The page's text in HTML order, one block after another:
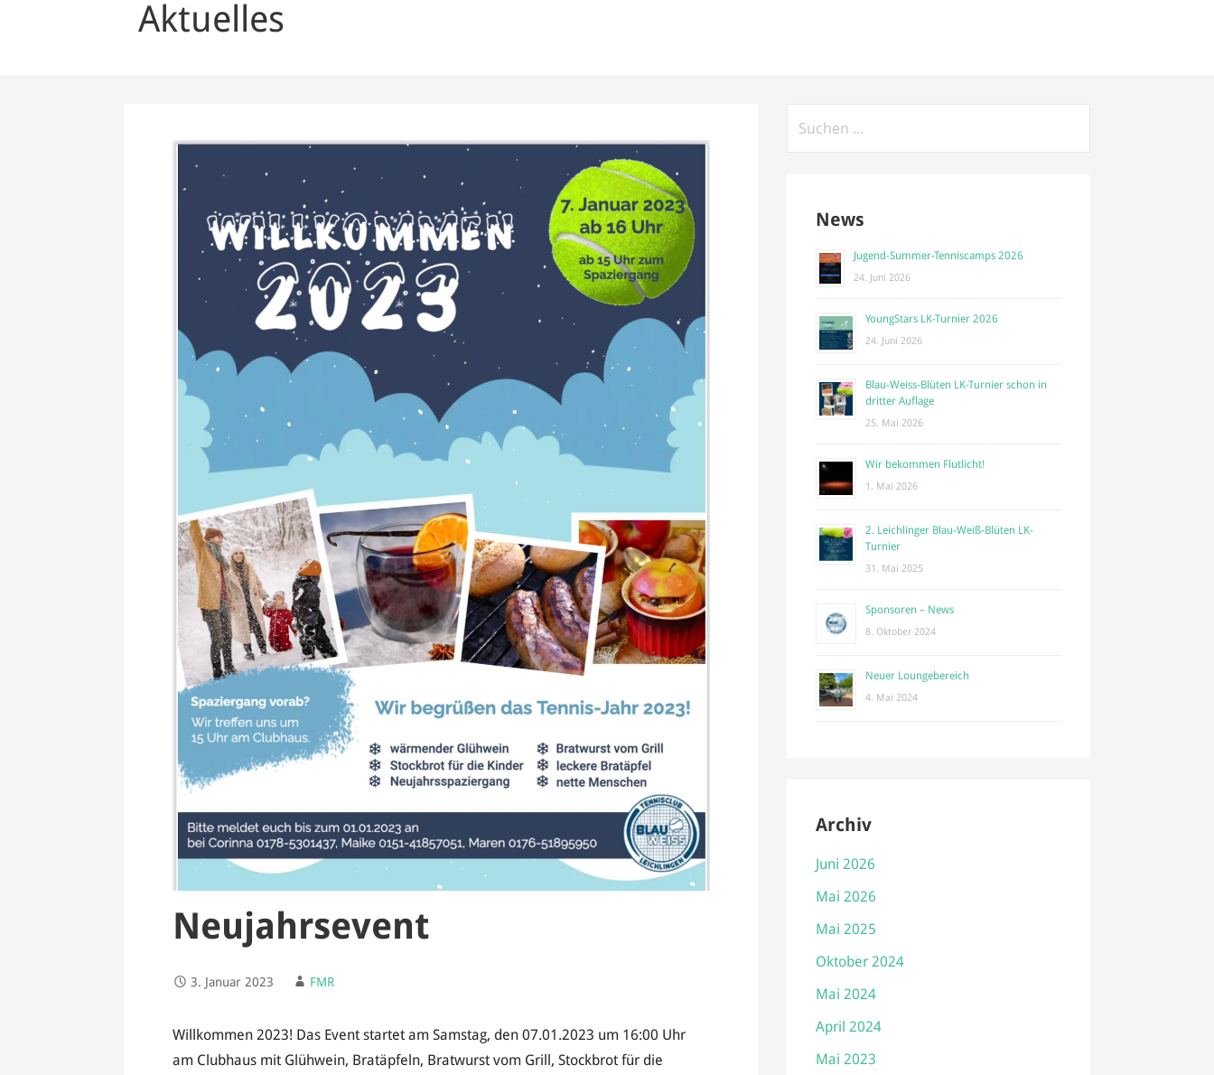
Aktuelles
Neujahrsevent
3. Januar 2023 FMR
Willkommen 2023! Das Event startet am Samstag, den 07.01.2023 um 16:00 Uhr
am Clubhaus mit Glühwein, Bratäpfeln, Bratwurst vom Grill, Stockbrot für die
News
Jugend-Summer-Tenniscamps 2026
24. Juni 2026
YoungStars LK-Turnier 2026
24. Juni 2026
Blau-Weiss-Blüten LK-Turnier schon in
dritter Auflage
25. Mai 2026
Wir bekommen Flutlicht!
1. Mai 2026
2. Leichlinger Blau-Weiß-Blüten LK-
Turnier
31. Mai 2025
Sponsoren – News
8. Oktober 2024
Neuer Loungebereich
4. Mai 2024
Archiv
Juni 2026
Mai 2026
Mai 2025
Oktober 2024
Mai 2024
April 2024
Mai 2023